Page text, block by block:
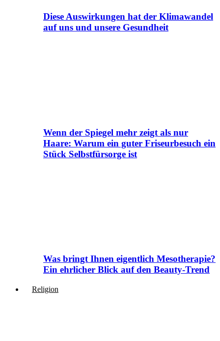
Diese Auswirkungen hat der Klimawandel
auf uns und unsere Gesundheit
Wenn der Spiegel mehr zeigt als nur
Haare: Warum ein guter Friseurbesuch ein
Stück Selbstfürsorge ist
Was bringt Ihnen eigentlich Mesotherapie?
Ein ehrlicher Blick auf den Beauty-Trend
Religion